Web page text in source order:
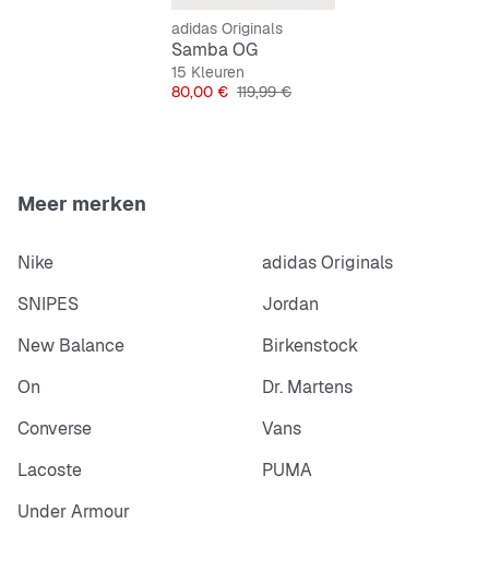
Rubberen loopzool
adidas Originals
Samba OG
15 Kleuren
Prijs
80,00 € Originele Prijs
119,99 €
Meer merken
Nike
adidas Originals
SNIPES
Jordan
New Balance
Birkenstock
On
Dr. Martens
Converse
Vans
Lacoste
PUMA
Under Armour